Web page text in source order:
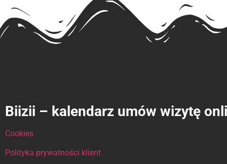
Biizii – kalendarz umów wizytę
Cookies
Polityka prywatności klient